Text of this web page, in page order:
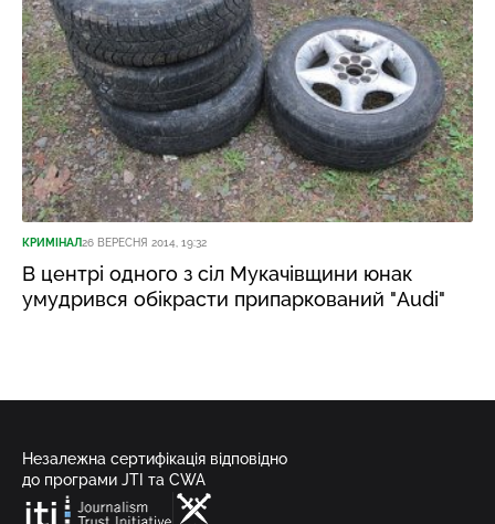
КРИМІНАЛ26 ВЕРЕСНЯ 2014, 19:32
В центрі одного з сіл Мукачівщини юнак
умудрився обікрасти припаркований "Audi"
Незалежна сертифікація відповідно
до програми JTI та CWA